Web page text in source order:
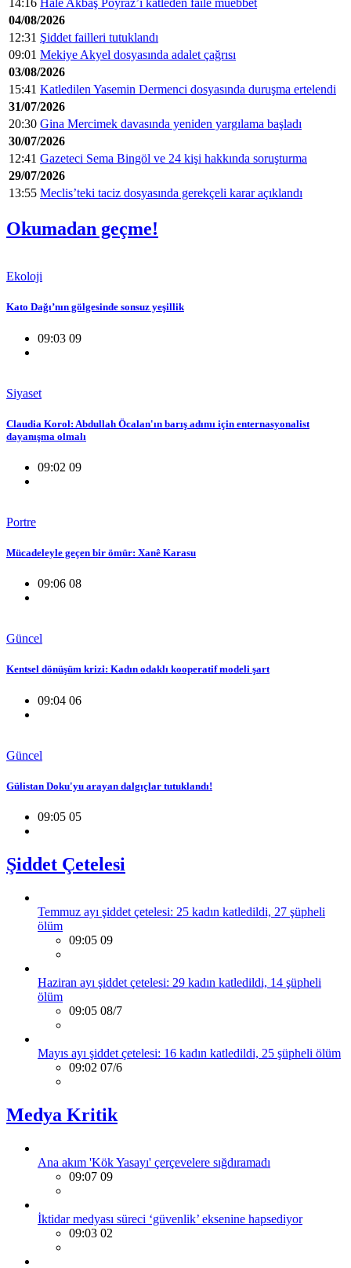
14:16 Hale Akbaş Poyraz’ı katleden faile müebbet
04/08/2026
12:31 Şiddet failleri tutuklandı
09:01 Mekiye Akyel dosyasında adalet çağrısı
03/08/2026
15:41 Katledilen Yasemin Dermenci dosyasında duruşma ertelendi
31/07/2026
20:30 Gina Mercimek davasında yeniden yargılama başladı
30/07/2026
12:41 Gazeteci Sema Bingöl ve 24 kişi hakkında soruşturma
29/07/2026
13:55 Meclis’teki taciz dosyasında gerekçeli karar açıklandı
Okumadan geçme!
Ekoloji
Kato Dağı’nın gölgesinde sonsuz yeşillik
09:03 09
Siyaset
Claudia Korol: Abdullah Öcalan'ın barış adımı için enternasyonalist
dayanışma olmalı
09:02 09
Portre
Mücadeleyle geçen bir ömür: Xanê Karasu
09:06 08
Güncel
Kentsel dönüşüm krizi: Kadın odaklı kooperatif modeli şart
09:04 06
Güncel
Gülistan Doku'yu arayan dalgıçlar tutuklandı!
09:05 05
Şiddet Çetelesi
Temmuz ayı şiddet çetelesi: 25 kadın katledildi, 27 şüpheli
ölüm
09:05 09
Haziran ayı şiddet çetelesi: 29 kadın katledildi, 14 şüpheli
ölüm
09:05 08/7
Mayıs ayı şiddet çetelesi: 16 kadın katledildi, 25 şüpheli ölüm
09:02 07/6
Medya Kritik
Ana akım 'Kök Yasayı' çerçevelere sığdıramadı
09:07 09
İktidar medyası süreci ‘güvenlik’ eksenine hapsediyor
09:03 02